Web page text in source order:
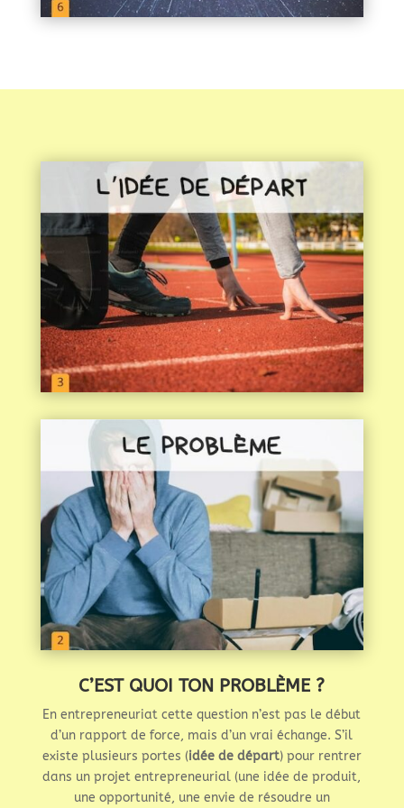
C’EST QUOI TON PROBLÈME ?
En entrepreneuriat cette question n’est pas le début
d’un rapport de force, mais d’un vrai échange. S’il
existe plusieurs portes (idée de départ) pour rentrer
dans un projet entrepreneurial (une idée de produit,
une opportunité, une envie de résoudre un